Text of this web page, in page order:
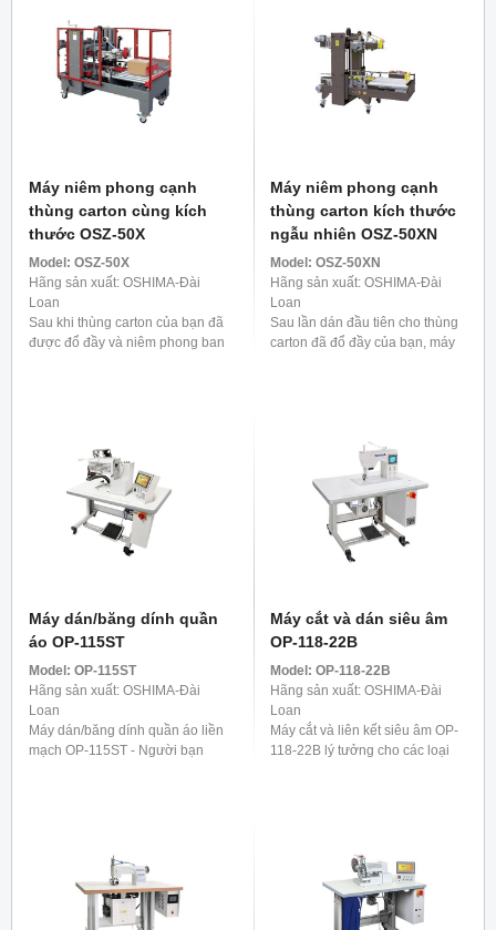
Máy niêm phong cạnh
thùng carton cùng kích
thước OSZ-50X
Model: OSZ-50X
Hãng sản xuất: OSHIMA-Đài
Loan
Sau khi thùng carton của bạn đã
được đổ đầy và niêm phong ban
Máy niêm phong cạnh
thùng carton kích thước
ngẫu nhiên OSZ-50XN
Model: OSZ-50XN
Hãng sản xuất: OSHIMA-Đài
Loan
Sau lần dán đầu tiên cho thùng
carton đã đổ đầy của bạn, máy
Máy dán/băng dính quần
áo OP-115ST
Model: OP-115ST
Hãng sản xuất: OSHIMA-Đài
Loan
Máy dán/băng dính quần áo liền
mạch OP-115ST - Người bạn
Máy cắt và dán siêu âm
OP-118-22B
Model: OP-118-22B
Hãng sản xuất: OSHIMA-Đài
Loan
Máy cắt và liên kết siêu âm OP-
118-22B lý tưởng cho các loại